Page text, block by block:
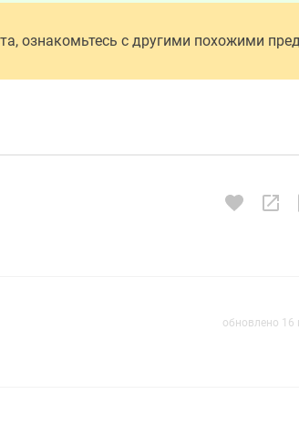
ознакомьтесь с другими похожими
обновлено 16